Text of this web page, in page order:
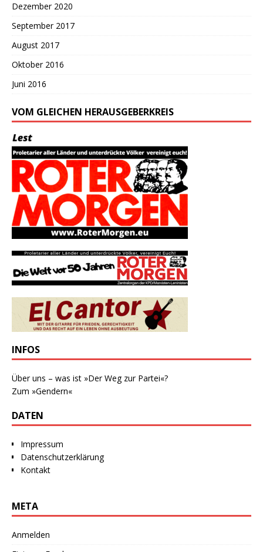
Dezember 2020
September 2017
August 2017
Oktober 2016
Juni 2016
VOM GLEICHEN HERAUSGEBERKREIS
INFOS
Über uns – was ist »Der Weg zur Partei«?
Zum »Gendern«
DATEN
Impressum
Datenschutzerklärung
Kontakt
META
Anmelden